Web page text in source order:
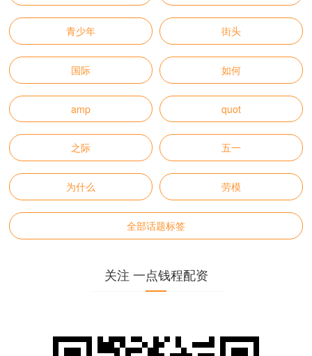
青少年 街头
国际 如何
amp quot
之际 五一
为什么 劳模
全部话题标签
关注 一点钱程配资